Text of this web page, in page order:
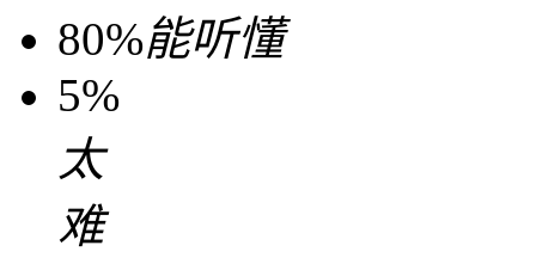
80%能听懂
5%
太
难